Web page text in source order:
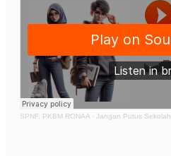
SPNF. PKBM RONAA · Jangan Putus Sekolah